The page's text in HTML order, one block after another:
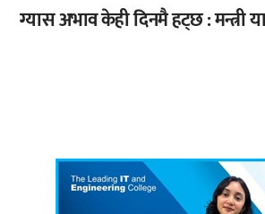
ग्यास अभाव केही दिनमै हट्छ : मन्त्री